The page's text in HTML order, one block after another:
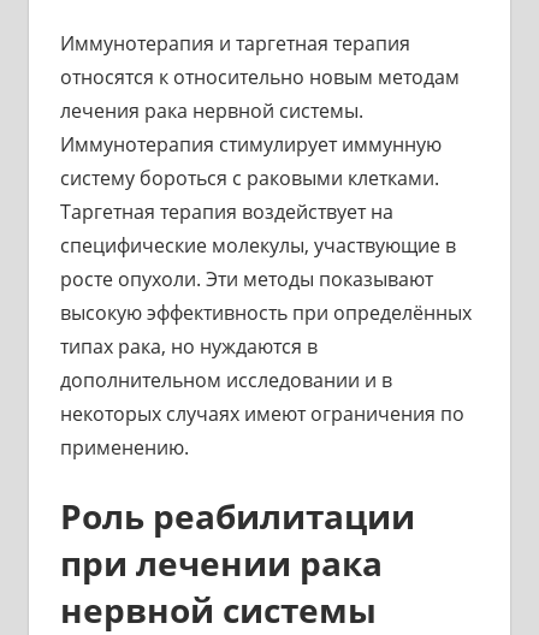
Иммунотерапия и таргетная терапия
относятся к относительно новым методам
лечения рака нервной системы.
Иммунотерапия стимулирует иммунную
систему бороться с раковыми клетками.
Таргетная терапия воздействует на
специфические молекулы, участвующие в
росте опухоли. Эти методы показывают
высокую эффективность при определённых
типах рака, но нуждаются в
дополнительном исследовании и в
некоторых случаях имеют ограничения по
применению.
Роль реабилитации
при лечении рака
нервной системы